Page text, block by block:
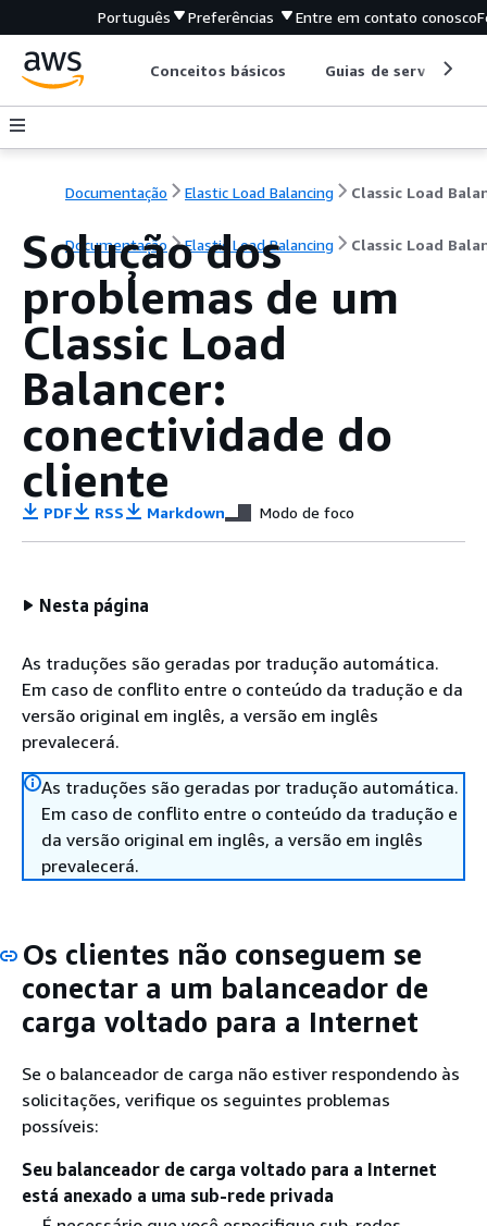
Português Preferências Entre em contato conosco
Conceitos básicos Guias de serviço
Documentação Elastic Load Balancing
Documentação Elastic Load Balancing Classic Load
Solução dos
problemas de um
Classic Load
Balancer:
conectividade do
cliente
PDF RSS Markdown Modo de foco
Nesta página
As traduções são geradas por tradução automática.
Em caso de conflito entre o conteúdo da tradução e da
versão original em inglês, a versão em inglês
prevalecerá.
As traduções são geradas por tradução automática.
Em caso de conflito entre o conteúdo da tradução e
da versão original em inglês, a versão em inglês
prevalecerá.
Os clientes não conseguem se
conectar a um balanceador de
carga voltado para a Internet
Se o balanceador de carga não estiver respondendo às
solicitações, verifique os seguintes problemas
possíveis:
Seu balanceador de carga voltado para a Internet
está anexado a uma sub-rede privada